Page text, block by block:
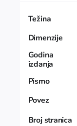
Težina
Dimenzije
Godina
izdanja
Pismo
Povez
Broj stranica